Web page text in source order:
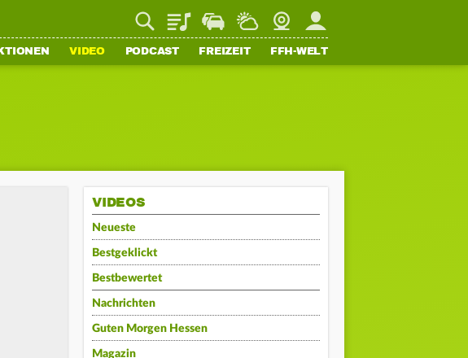
PlaylistStaupilotWetterWebcamMein FFH
VIDEO PODCAST FREIZEIT FFH-WELT
VIDEOS
Neueste
Bestgeklickt
Bestbewertet
Nachrichten
Guten Morgen Hessen
Magazin